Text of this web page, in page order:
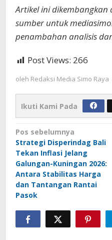
Artikel ini
sumber untuk
penambahan analisis
Post Views: 266
oleh Redaksi Media Simo Raya
Ikuti Kami Pada
Navigasi
pos
Pos sebelumnya
Strategi Disperindag Bali
Tekan Inflasi Jelang
Galungan-Kuningan 2026:
Antara Stabilitas Harga
dan Tantangan Rantai
Pasok